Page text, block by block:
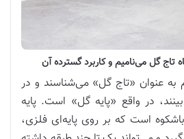
تاج گل می‌نامیم و کاربرد گسترده آن
به عنوان «تاج گل» می‌شناسند و در
در واقع «پایه گل» است. پایه
است که بر روی پایه‌ای فلزی،